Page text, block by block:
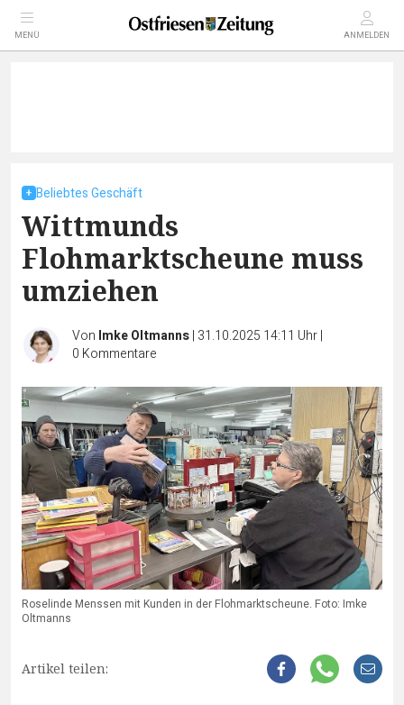
MENÜ ANMELDEN
Beliebtes Geschäft
Wittmunds
Flohmarktscheune muss
umziehen
Von Imke Oltmanns| 31.10.2025 14:11 Uhr|
0 Kommentare
Roselinde Menssen mit Kunden in der Flohmarktscheune. Foto: Imke
Oltmanns
Artikel teilen: